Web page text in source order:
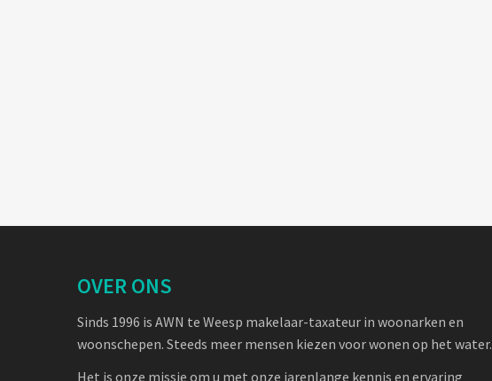
OVER ONS
Sinds 1996 is AWN te Weesp makelaar-taxateur in woonarken en
woonschepen. Steeds meer mensen kiezen voor wonen op het water.
Het is onze missie om u met onze jarenlange kennis en ervaring